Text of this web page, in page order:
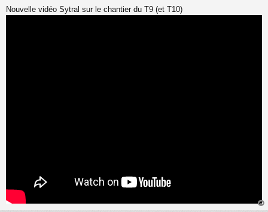
e
Nouvelle vidéo Sytral sur le chantier du T9 (et T10)